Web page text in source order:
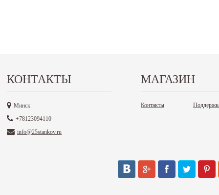
КОНТАКТЫ
Минск
+78123094110
info@25stankov.ru
МАГАЗИН
Контакты